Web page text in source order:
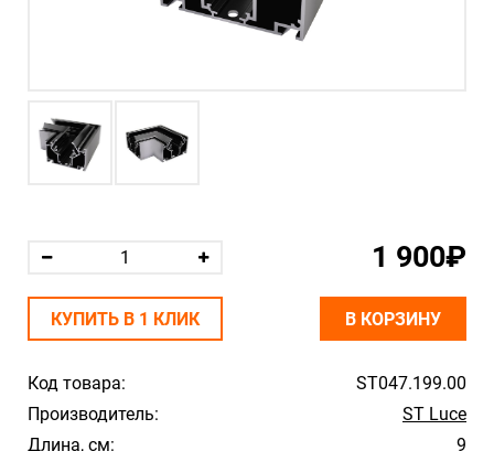
Код товара:
ST047.199.00
Производитель:
ST Luce
Длина, см:
9
1 900₽
КУПИТЬ В 1 КЛИК В КОРЗИНУ